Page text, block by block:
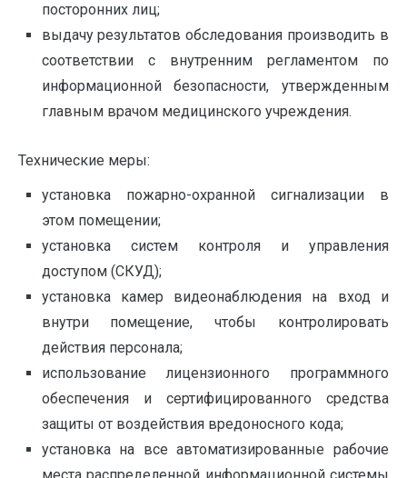
посторонних лиц;
выдачу результатов обследования производить в
соответствии с внутренним регламентом по
информационной безопасности, утвержденным
главным врачом медицинского учреждения.
Технические меры:
установка пожарно-охранной сигнализации в
этом помещении;
установка систем контроля и управления
доступом (СКУД);
установка камер видеонаблюдения на вход и
внутри помещение, чтобы контролировать
действия персонала;
использование лицензионного программного
обеспечения и сертифицированного средства
защиты от воздействия вредоносного кода;
установка на все автоматизированные рабочие